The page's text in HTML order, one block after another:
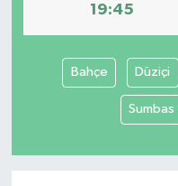
19:45
Bahçe Düziçi
Sumbas